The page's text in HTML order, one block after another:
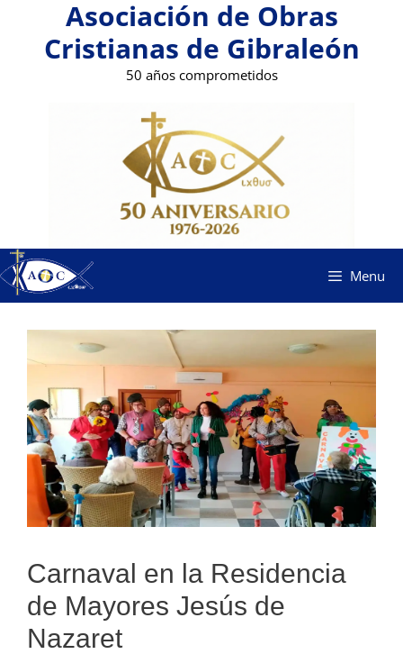
contenido
Asociación de Obras
Cristianas de Gibraleón
50 años comprometidos
Menu
Carnaval en la Residencia
de Mayores Jesús de
Nazaret